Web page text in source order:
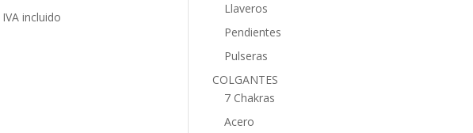
IVA incluido
Llaveros
Pendientes
Pulseras
COLGANTES
7 Chakras
Acero